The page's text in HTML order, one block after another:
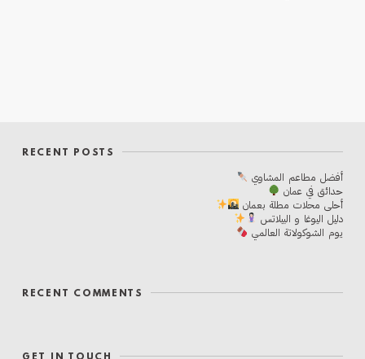
RECENT POSTS
أفضل مطاعم المشاوي
حدائق في عمان
أحلی محلات مطلة بعمان
دليل اليوغا و البيلاتس
يوم الشوكولاتة العالمي
RECENT COMMENTS